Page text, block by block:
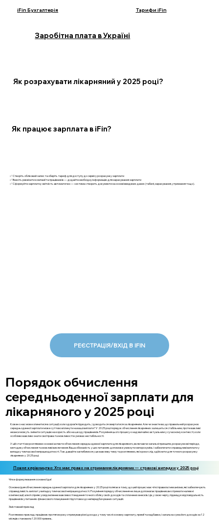
iFin Бухгалтерія Тарифи iFin
Заробітна плата в Україні
Як розрахувати лікарняний у 2025 році?
Як працює зарплата в iFin?
✅ Створіть обліковий запис та оберіть тариф для доступу до сервісу розрахунку зарплати
✅ Внесіть реквізити компанії та працівників — додайте необхідну інформацію для нарахування зарплати
✅ Сформуйте зарплатну звітність автоматично — система створить документи на основі введених даних (табелі, нарахування, утримання тощо).
РЕЄСТРАЦІЯ/ВХІД В IFIN
Порядок обчислення
середньоденної зарплати для
лікарняного у 2025 році
Кожен з нас може опинитися в ситуації, коли здоров’я підводить, і доводиться звертатися за лікарняним. Але чи знаєте ви, що правильний розрахунок
середньоденної зарплати може суттєво вплинути на ваші виплати? У 2025 році порядок обчислення лікарняних залишиться стабільним, проте важливі
нюанси можуть змінити ситуацію на користь або на шкоду працівників. Розуміння цього процесу є надзвичайно актуальним у сучасному контексті, коли
особливо важливо знати свої права та можливості в умовах нестабільності.
У цій статті ми розглянемо основні аспекти обчислення середньоденної зарплати для лікарняного, включаючи загальні принципи, розрахункові періоди,
методику обчислення та можливі виключення. Ваша обізнаність у цих питаннях допоможе уникнути непорозумінь і забезпечити справедливі виплати у
випадку тимчасової непрацездатності. Тож давайте заглибимося у цю важливу тему та розглянемо, які кроки слід здійснити для точного розрахунку
лікарняних у 2025 році.
Повне керівництво: Хто має право на отримання лікарняних — страхові випадки у 2025 році
Чітке формулювання основної ідеї
Основна ідея обчислення середньоденної зарплати для лікарняних у 2025 році полягає в тому, що цей процес має чіткі правила і механізми, які забезпечують
справедливість виплат у випадку тимчасової непрацездатності. Розуміння порядку обчислення не лише допомагає працівникам отримати належні
компенсації, але й сприяє усвідомленню важливості ведення точного обліку своїх доходів та сплачених внесків. Це, у свою чергу, підвищує відповідальність
працівників у питаннях фінансового планування і підготовки до непередбачуваних ситуацій.
Змістовний приклад
Розглянемо приклад: працівник протягом року отримував різні доходи, у тому числі основну зарплату, премії та надбавки, і загальна сума його доходів за 12
місяців становила 120 000 гривень.